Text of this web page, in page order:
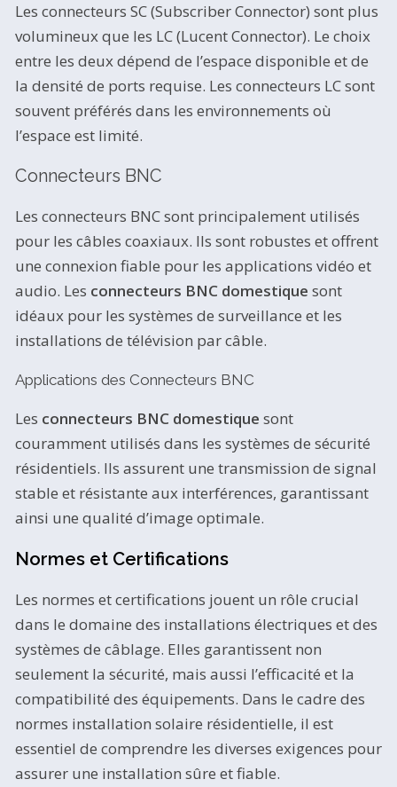
Les connecteurs SC (Subscriber Connector) sont plus
volumineux que les LC (Lucent Connector). Le choix
entre les deux dépend de l’espace disponible et de
la densité de ports requise. Les connecteurs LC sont
souvent préférés dans les environnements où
l’espace est limité.
Connecteurs BNC
Les connecteurs BNC sont principalement utilisés
pour les câbles coaxiaux. Ils sont robustes et offrent
une connexion fiable pour les applications vidéo et
audio. Les connecteurs BNC domestique sont
idéaux pour les systèmes de surveillance et les
installations de télévision par câble.
Applications des Connecteurs BNC
Les connecteurs BNC domestique sont
couramment utilisés dans les systèmes de sécurité
résidentiels. Ils assurent une transmission de signal
stable et résistante aux interférences, garantissant
ainsi une qualité d’image optimale.
Normes et Certifications
Les normes et certifications jouent un rôle crucial
dans le domaine des installations électriques et des
systèmes de câblage. Elles garantissent non
seulement la sécurité, mais aussi l’efficacité et la
compatibilité des équipements. Dans le cadre des
normes installation solaire résidentielle, il est
essentiel de comprendre les diverses exigences pour
assurer une installation sûre et fiable.